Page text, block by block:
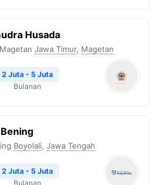
Husada
Jawa Timur, Magetan
2 Juta - 5 Juta
Bulanan
Boyolali, Jawa Tengah
2 Juta - 5 Juta
Bulanan